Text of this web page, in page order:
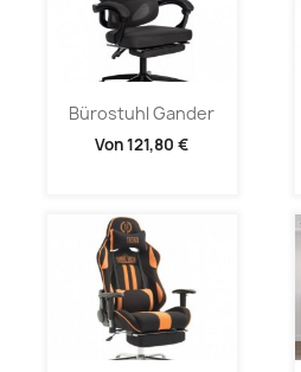
Bürostuhl Gander
Von121,80 €